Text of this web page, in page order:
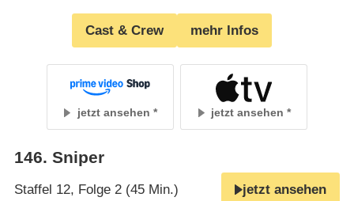
Cast & Crew mehr Infos
jetzt ansehen jetzt ansehen
146. Sniper
Staffel 12, Folge 2 (45 Min.) jetzt ansehen